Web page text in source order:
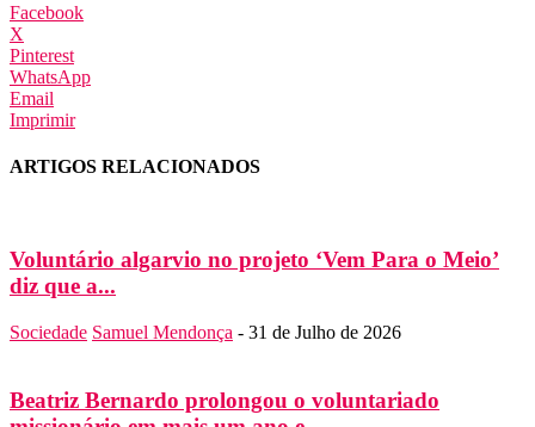
Facebook
X
Pinterest
WhatsApp
Email
Imprimir
ARTIGOS RELACIONADOS
Voluntário algarvio no projeto ‘Vem Para o Meio’
diz que a...
Sociedade Samuel Mendonça - 31 de Julho de 2026
Beatriz Bernardo prolongou o voluntariado